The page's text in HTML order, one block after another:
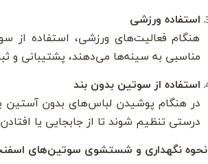
استفاده ورزشی
هنگام فعالیت‌های ورزشی، استفاده از
مناسبی به سینه‌ها می‌دهند، پشتیبانی و
استفاده از سوتین بدون بند
در هنگام پوشیدن لباس‌های بدون آستین
درستی تنظیم شوند تا از جابجایی یا
نحوه نگهداری و شستشوی سوتین‌های